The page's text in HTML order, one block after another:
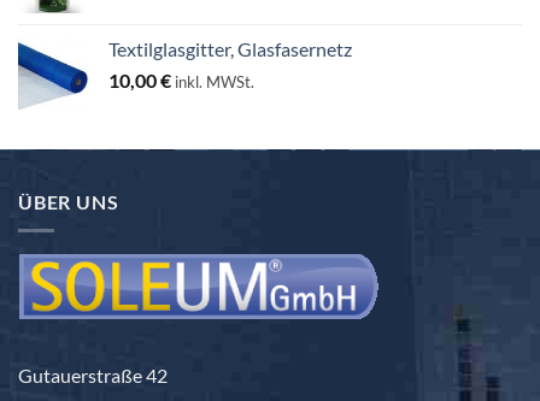
130,00 €
Textilglasgitter, Glasfasernetz
10,00€ inkl. MWSt.
ÜBER UNS
Gutauerstraße 42